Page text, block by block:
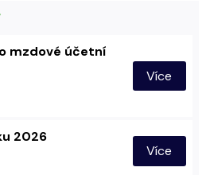
mzdové účetní
Více
2026
Více